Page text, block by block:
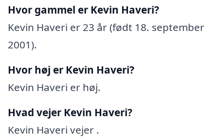
Hvor gammel er Kevin Haveri?
Kevin Haveri er 23 år (født 18. september
2001).
Hvor høj er Kevin Haveri?
Kevin Haveri er høj.
Hvad vejer Kevin Haveri?
Kevin Haveri vejer .